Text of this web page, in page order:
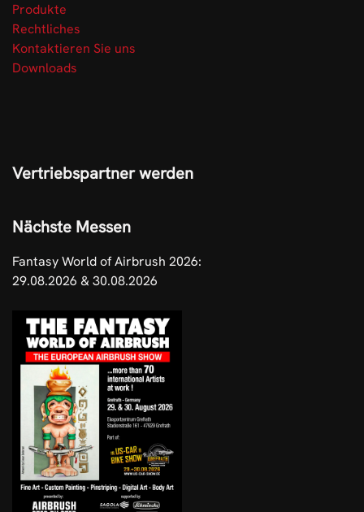
Produkte
Rechtliches
Kontaktieren Sie uns
Downloads
Vertriebspartner werden
Nächste Messen
Fantasy World of Airbrush 2026:
29.08.2026 & 30.08.2026